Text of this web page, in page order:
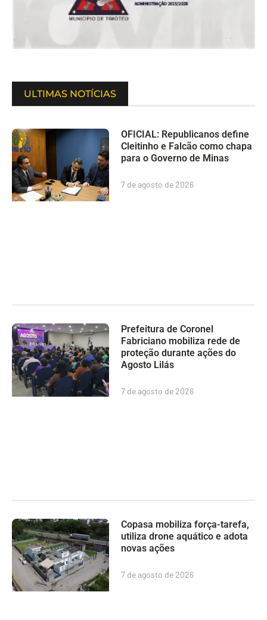
ULTIMAS NOTÍCIAS
OFICIAL: Republicanos define
Cleitinho e Falcão como chapa
para o Governo de Minas
7 de agosto de 2026
Prefeitura de Coronel
Fabriciano mobiliza rede de
proteção durante ações do
Agosto Lilás
7 de agosto de 2026
Copasa mobiliza força-tarefa,
utiliza drone aquático e adota
novas ações
7 de agosto de 2026